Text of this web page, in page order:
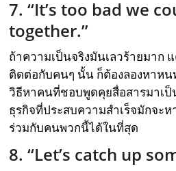
7. “It’s too bad we
together.”
ถ้าความเป็นจริงมันเลวร้ายมาก
ติดต่อกับคนๆ นั้น ก็ต้องลองหาหน
วิธีหาคนที่ชอบพูดคุยสื่อสารมาเป็
ธุรกิจที่ประสบความสำเร็จมักจะ
ร่วมกับคนพวกนี้ได้ในที่สุด
8. “Let’s catch up